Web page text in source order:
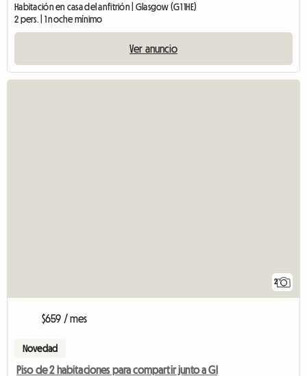
Habitación en casa del anfitrión | Glasgow (G1 1HE)
2 pers. | 1 noche mínimo
Ver anuncio
2
$659 / mes
Novedad
Piso de 2 habitaciones para compartir junto a Gl